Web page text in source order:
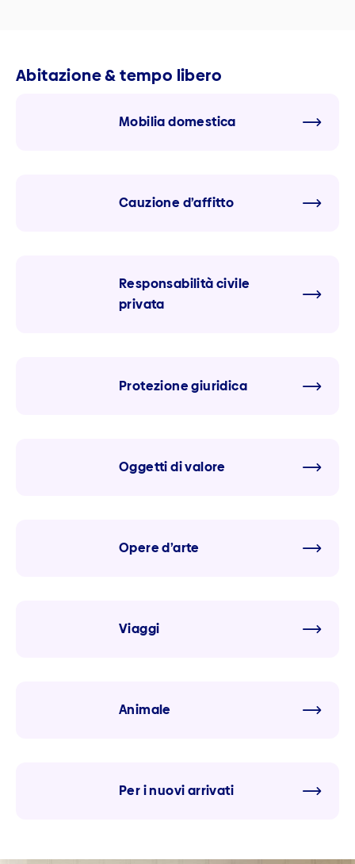
Abitazione & tempo libero
Mobilia domestica
Cauzione d’affitto
Responsa­bilità civile
privata
Protezione giuridica
Oggetti di valore
Opere d’arte
Viaggi
Animale
Per i nuovi arrivati